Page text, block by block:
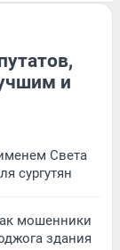
и
Света
сургутян
мошенники
здания